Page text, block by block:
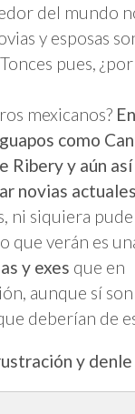
del mundo
y esposas
pues,
mexicanos?
como
Ribery y aún así
novias
ni siquiera
que verán es
y exes que en
aunque sí son
deberían de
y